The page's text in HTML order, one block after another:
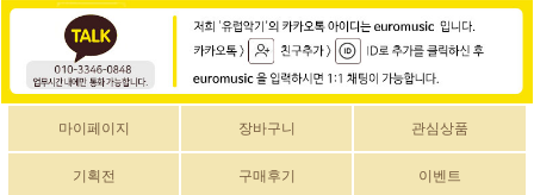
마이페이지 장바구니 관심상품
기획전 구매후기 이벤트